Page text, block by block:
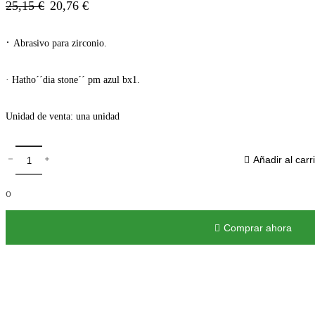
25,15€ 20,76 €
· Abrasivo para zirconio.
· Hatho´´dia stone´´ pm azul bx1.
Unidad de venta: una unidad
Añadir al
o
Comprar ahora